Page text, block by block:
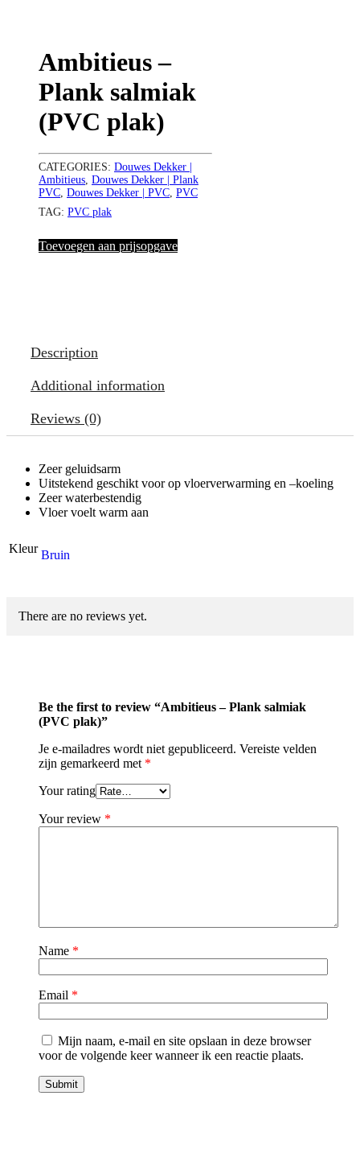
Ambitieus –
Plank salmiak
(PVC plak)
CATEGORIES: Douwes Dekker |
Ambitieus, Douwes Dekker | Plank
PVC, Douwes Dekker | PVC, PVC
TAG: PVC plak
Toevoegen aan prijsopgave
Description
Additional information
Reviews (0)
Zeer geluidsarm
Uitstekend geschikt voor op vloerverwarming en –koeling
Zeer waterbestendig
Vloer voelt warm aan
Kleur Bruin
There are no reviews yet.
Be the first to review “Ambitieus – Plank salmiak
(PVC plak)”
Je e-mailadres wordt niet gepubliceerd. Vereiste velden
zijn gemarkeerd met *
Your rating
Your review *
Name *
Email *
Mijn naam, e-mail en site opslaan in deze browser
voor de volgende keer wanneer ik een reactie plaats.